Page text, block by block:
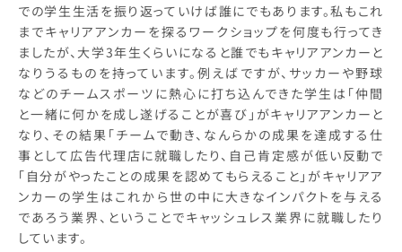
での学生生活を振り返っていけば誰にでもあります。私もこれ
までキャリアアンカーを探るワークショップを何度も行ってき
ましたが、大学3年生くらいになると誰でもキャリアアンカーと
なりうるものを持っています。例えばですが、サッカーや野球
などのチームスポーツに熱心に打ち込んできた学生は「仲間
と一緒に何かを成し遂げることが喜び」がキャリアアンカーと
なり、その結果「チームで動き、なんらかの成果を達成する仕
事として広告代理店に就職したり、自己肯定感が低い反動で
「自分がやったことの成果を認めてもらえること」がキャリアア
ンカーの学生はこれから世の中に大きなインパクトを与える
であろう業界、ということでキャッシュレス業界に就職したり
しています。